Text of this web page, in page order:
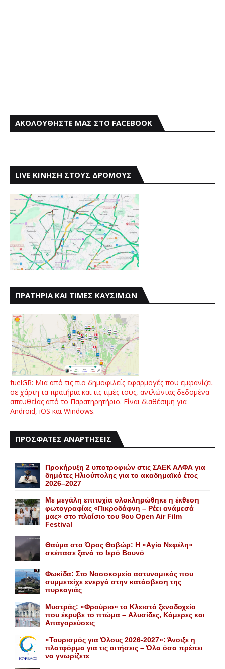
ΑΚΟΛΟΥΘΗΣΤΕ ΜΑΣ ΣΤΟ FACEBOOK
LIVE ΚΙΝΗΣΗ ΣΤΟΥΣ ΔΡΟΜΟΥΣ
ΠΡΑΤΗΡΙΑ ΚΑΙ ΤΙΜΕΣ ΚΑΥΣΙΜΩΝ
fuelGR: Μια από τις πιο δημοφιλείς εφαρμογές που εμφανίζει
σε χάρτη τα πρατήρια και τις τιμές τους, αντλώντας δεδομένα
απευθείας από το Παρατηρητήριο. Είναι διαθέσιμη για
Android, iOS και Windows.
ΠΡΟΣΦΑΤΕΣ ΑΝΑΡΤΗΣΕΙΣ
Προκήρυξη 2 υποτροφιών στις ΣΑΕΚ ΑΛΦΑ για
δημότες Ηλιούπολης για το ακαδημαϊκό έτος
2026–2027
Με μεγάλη επιτυχία ολοκληρώθηκε η έκθεση
φωτογραφίας «Πικροδάφνη – Ρέει ανάμεσά
μας» στο πλαίσιο του 9ου Open Air Film
Festival
Θαύμα στο Όρος Θαβώρ: H «Aγία Nεφέλη»
σκέπασε ξανά το Iερό Bουνό
Φωκίδα: Στο Νοσοκομείο αστυνομικός που
συμμετείχε ενεργά στην κατάσβεση της
πυρκαγιάς
Mυστράς: «Φρούριο» το Kλειστό ξενοδοχείο
που έκρυβε το πτώμα – Aλυσίδες, Kάμερες και
Aπαγορεύσεις
«Τουρισμός για Όλους 2026-2027»: Άνοιξε η
πλατφόρμα για τις αιτήσεις – Όλα όσα πρέπει
να γνωρίζετε